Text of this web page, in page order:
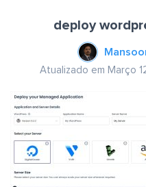
deploy
Atualizado em Março